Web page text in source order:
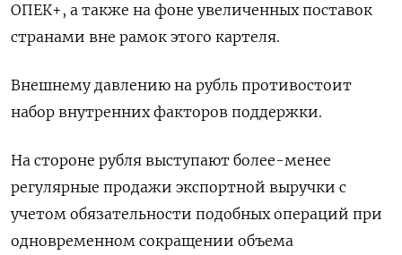
ОПЕК+, а также на фоне увеличенных поставок
странами вне рамок этого картеля.
Внешнему давлению на рубль противостоит
набор внутренних факторов поддержки.
На стороне рубля выступают более-менее
регулярные продажи экспортной выручки с
учетом обязательности подобных операций при
одновременном сокращении объема